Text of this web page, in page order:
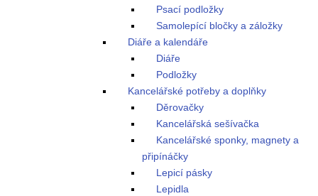
Psací podložky
Samolepící bločky a záložky
Diáře a kalendáře
Diáře
Podložky
Kancelářské potřeby a doplňky
Děrovačky
Kancelářská sešívačka
Kancelářské sponky, magnety a
připínáčky
Lepicí pásky
Lepidla